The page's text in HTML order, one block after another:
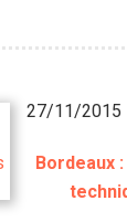
27/11/2015
Bordeaux